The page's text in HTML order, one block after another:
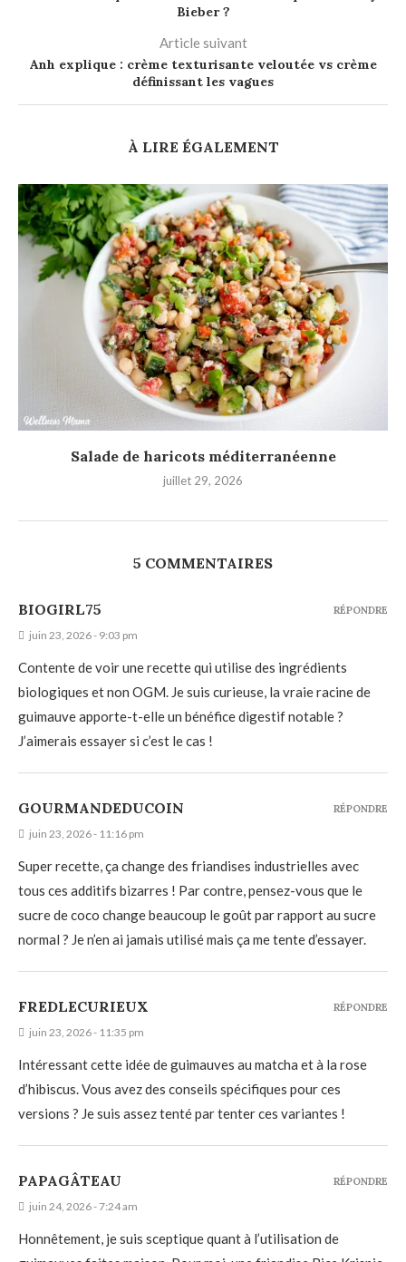
Bieber ?
Article suivant
Anh explique : crème texturisante veloutée vs crème
définissant les vagues
À LIRE ÉGALEMENT
Salade de haricots méditerranéenne
juillet 29, 2026
5 COMMENTAIRES
BIOGIRL75
juin 23, 2026 - 9:03 pm
Contente de voir une recette qui utilise des ingrédients
biologiques et non OGM. Je suis curieuse, la vraie racine de
guimauve apporte-t-elle un bénéfice digestif notable ?
J’aimerais essayer si c’est le cas !
RÉPONDRE
GOURMANDEDUCOIN
juin 23, 2026 - 11:16 pm
Super recette, ça change des friandises industrielles avec
tous ces additifs bizarres ! Par contre, pensez-vous que le
sucre de coco change beaucoup le goût par rapport au sucre
normal ? Je n’en ai jamais utilisé mais ça me tente d’essayer.
RÉPONDRE
FREDLECURIEUX
juin 23, 2026 - 11:35 pm
Intéressant cette idée de guimauves au matcha et à la rose
d’hibiscus. Vous avez des conseils spécifiques pour ces
versions ? Je suis assez tenté par tenter ces variantes !
RÉPONDRE
PAPAGÂTEAU
juin 24, 2026 - 7:24 am
Honnêtement, je suis sceptique quant à l’utilisation de
RÉPONDRE